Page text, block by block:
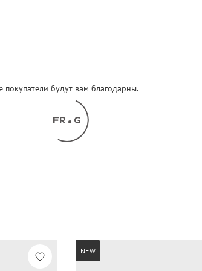
покупатели будут вам благодарны.
NEW